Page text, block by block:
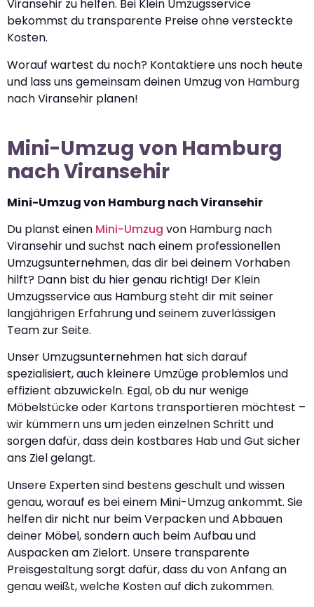
Viransehir zu helfen. Bei Klein Umzugsservice
bekommst du transparente Preise ohne versteckte
Kosten.
Worauf wartest du noch? Kontaktiere uns noch heute
und lass uns gemeinsam deinen Umzug von Hamburg
nach Viransehir planen!
Mini-Umzug von Hamburg
nach Viransehir
Mini-Umzug von Hamburg nach Viransehir
Du planst einen Mini-Umzug von Hamburg nach
Viransehir und suchst nach einem professionellen
Umzugsunternehmen, das dir bei deinem Vorhaben
hilft? Dann bist du hier genau richtig! Der Klein
Umzugsservice aus Hamburg steht dir mit seiner
langjährigen Erfahrung und seinem zuverlässigen
Team zur Seite.
Unser Umzugsunternehmen hat sich darauf
spezialisiert, auch kleinere Umzüge problemlos und
effizient abzuwickeln. Egal, ob du nur wenige
Möbelstücke oder Kartons transportieren möchtest –
wir kümmern uns um jeden einzelnen Schritt und
sorgen dafür, dass dein kostbares Hab und Gut sicher
ans Ziel gelangt.
Unsere Experten sind bestens geschult und wissen
genau, worauf es bei einem Mini-Umzug ankommt. Sie
helfen dir nicht nur beim Verpacken und Abbauen
deiner Möbel, sondern auch beim Aufbau und
Auspacken am Zielort. Unsere transparente
Preisgestaltung sorgt dafür, dass du von Anfang an
genau weißt, welche Kosten auf dich zukommen.